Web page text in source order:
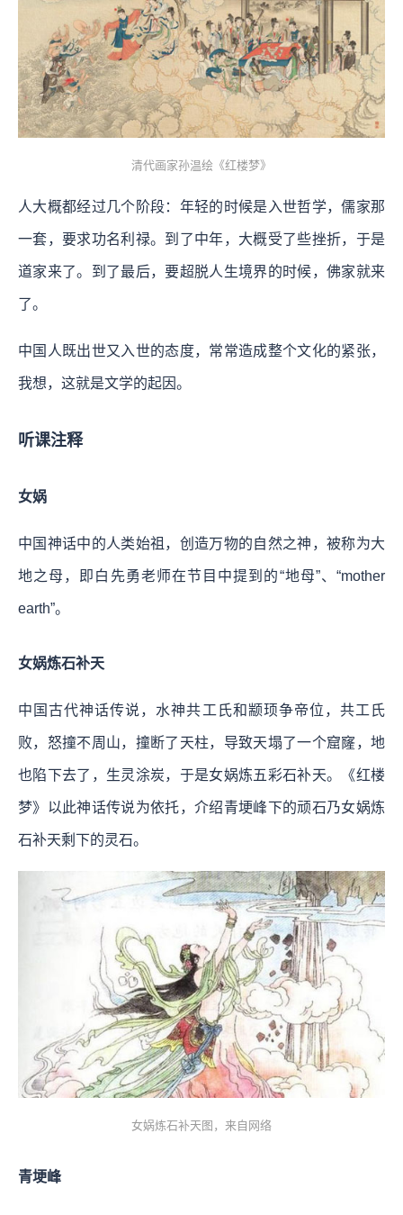
清代画家孙温绘《红楼梦》
人大概都经过几个阶段：年轻的时候是入世哲学，儒家那
一套，要求功名利禄。到了中年，大概受了些挫折，于是
道家来了。到了最后，要超脱人生境界的时候，佛家就来
了。
中国人既出世又入世的态度，常常造成整个文化的紧张，
我想，这就是文学的起因。
听课注释
女娲
中国神话中的人类始祖，创造万物的自然之神，被称为大
地之母，即白先勇老师在节目中提到的“地母”、“mother
earth”。
女娲炼石补天
中国古代神话传说，水神共工氏和颛顼争帝位，共工氏
败，怒撞不周山，撞断了天柱，导致天塌了一个窟窿，地
也陷下去了，生灵涂炭，于是女娲炼五彩石补天。《红楼
梦》以此神话传说为依托，介绍青埂峰下的顽石乃女娲炼
石补天剩下的灵石。
女娲炼石补天图，来自网络
青埂峰